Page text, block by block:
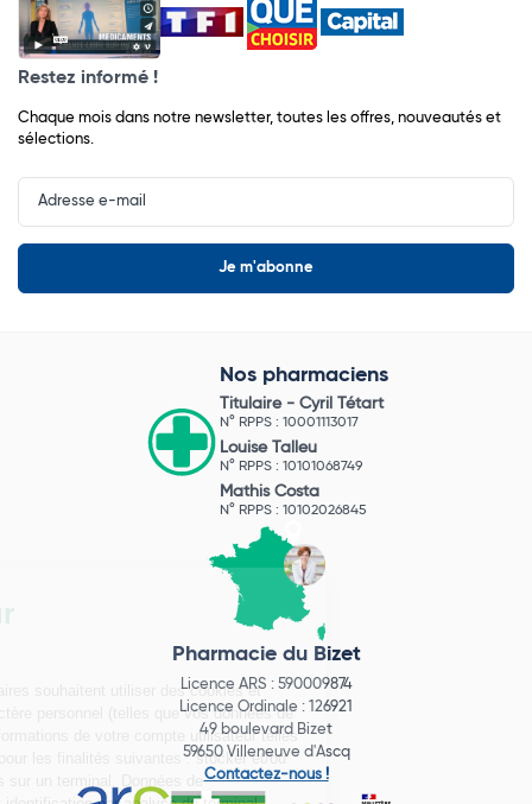
Restez informé !
Chaque mois dans notre newsletter, toutes les offres, nouveautés et
sélections.
Input
Newsletter
Nos pharmaciens
Titulaire - Cyril Tétart
N° RPPS : 10001113017
Louise Talleu
N° RPPS : 10101068749
Mathis Costa
N° RPPS : 10102026845
Pharmacie du Bizet
Licence ARS : 590009874
Licence Ordinale : 126921
49 boulevard Bizet
59650 Villeneuve d'Ascq
Contactez-nous !